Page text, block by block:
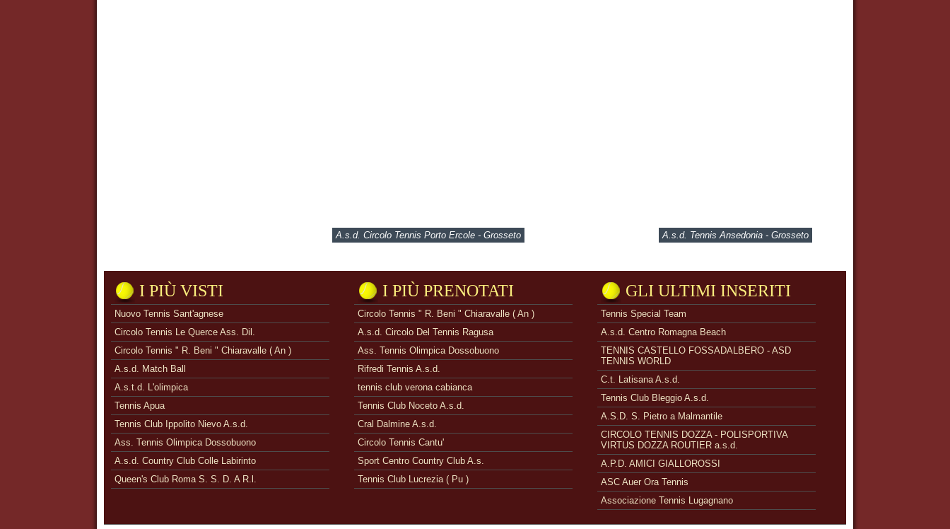
A.s.d. Circolo Tennis Porto Ercole - Grosseto A.s.d. Tennis Ansedonia - Grosseto
I PIÙ VISTI
Nuovo Tennis Sant'agnese
Circolo Tennis Le Querce Ass. Dil.
Circolo Tennis " R. Beni " Chiaravalle ( An )
A.s.d. Match Ball
A.s.t.d. L'olimpica
Tennis Apua
Tennis Club Ippolito Nievo A.s.d.
Ass. Tennis Olimpica Dossobuono
A.s.d. Country Club Colle Labirinto
Queen's Club Roma S. S. D. A R.l.
I PIÙ PRENOTATI
Circolo Tennis " R. Beni " Chiaravalle ( An )
A.s.d. Circolo Del Tennis Ragusa
Ass. Tennis Olimpica Dossobuono
Rifredi Tennis A.s.d.
tennis club verona cabianca
Tennis Club Noceto A.s.d.
Cral Dalmine A.s.d.
Circolo Tennis Cantu'
Sport Centro Country Club A.s.
Tennis Club Lucrezia ( Pu )
GLI ULTIMI INSERITI
Tennis Special Team
A.s.d. Centro Romagna Beach
TENNIS CASTELLO FOSSADALBERO - ASD
TENNIS WORLD
C.t. Latisana A.s.d.
Tennis Club Bleggio A.s.d.
A.S.D. S. Pietro a Malmantile
CIRCOLO TENNIS DOZZA - POLISPORTIVA
VIRTUS DOZZA ROUTIER a.s.d.
A.P.D. AMICI GIALLOROSSI
ASC Auer Ora Tennis
Associazione Tennis Lugagnano